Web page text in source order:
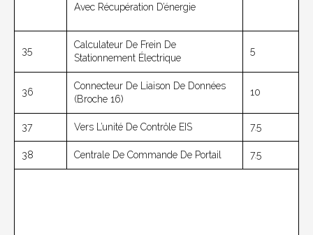
Avec Récupération D’énergie
35
Calculateur De Frein De
Stationnement Électrique
5
36
Connecteur De Liaison De Données
(broche 16)
10
37 Vers L’unité De Contrôle EIS 7.5
38 Centrale De Commande De Portail 7.5